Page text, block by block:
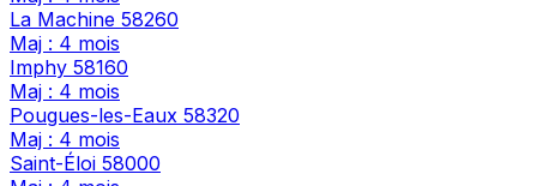
La Machine 58260
Maj : 4 mois
Imphy 58160
Maj : 4 mois
Pougues-les-Eaux 58320
Maj : 4 mois
Saint-Éloi 58000